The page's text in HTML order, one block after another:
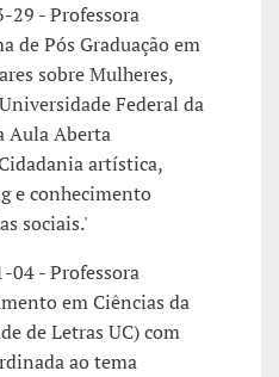
29 - Professora
de Pós Graduação em
sobre Mulheres,
Federal da
Aula Aberta
artística,
e conhecimento
sociais.'
04 - Professora
em Ciências da
de Letras UC) com
ao tema